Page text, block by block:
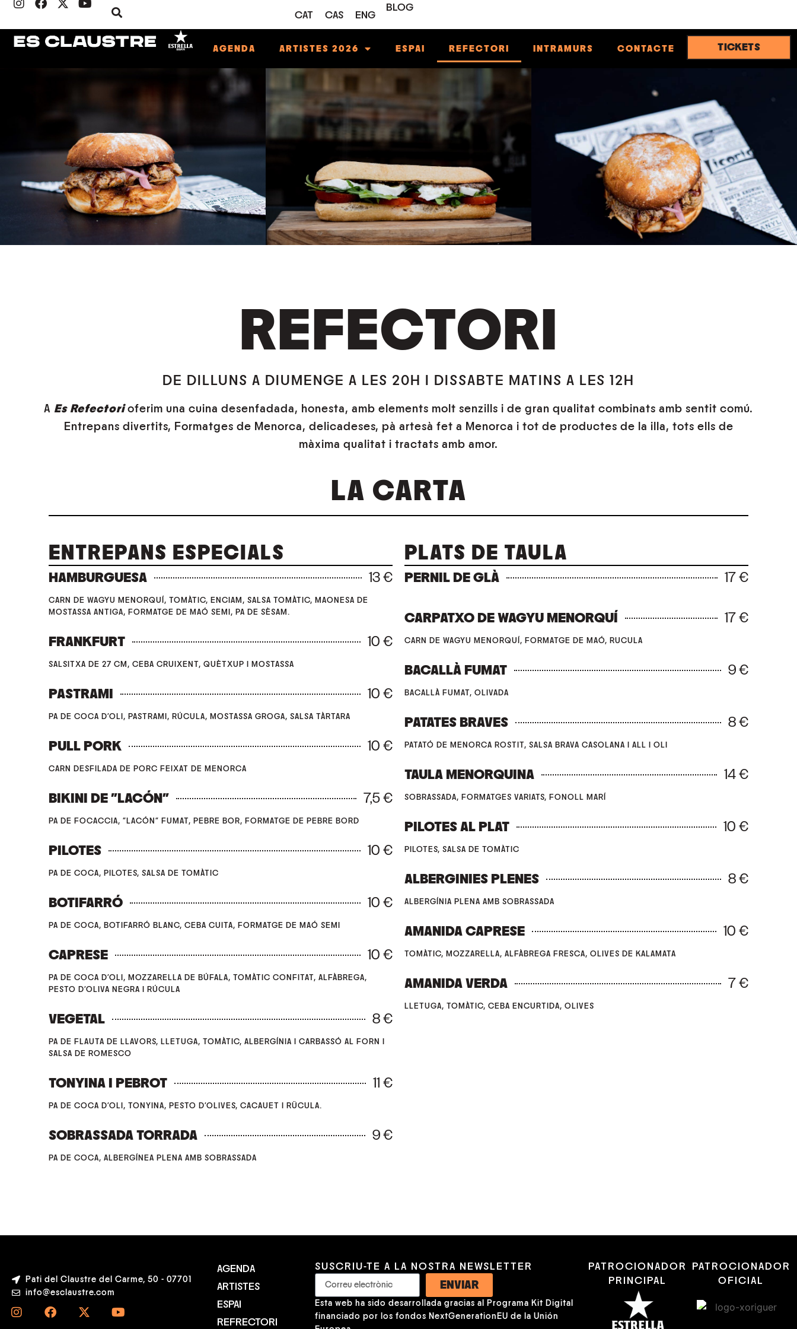
CAT CAS ENG
BLOG
AGENDA ARTISTES 2026 ESPAI REFECTORI INTRAMURS CONTACTE TICKETS
REFECTORI
DE DILLUNS A DIUMENGE A LES 20H I DISSABTE MATINS A LES 12H
A Es Refectorioferim una cuina desenfadada, honesta, amb elements molt senzills i de gran qualitat combinats amb sentit comú.
Entrepans divertits, Formatges de Menorca, delicadeses, pà artesà fet a Menorca i tot de productes de la illa, tots ells de
màxima qualitat i tractats amb amor.
LA CARTA
ENTREPANS ESPECIALS
HAMBURGUESA 13 €
CARN DE WAGYU MENORQUÍ, TOMÀTIC, ENCIAM, SALSA TOMÀTIC, MAONESA DE
MOSTASSA ANTIGA, FORMATGE DE MAÓ SEMI, PA DE SÈSAM.
FRANKFURT 10 €
SALSITXA DE 27 CM, CEBA CRUIXENT, QUÈTXUP I MOSTASSA
PASTRAMI 10 €
PA DE COCA D'OLI, PASTRAMI, RÚCULA, MOSTASSA GROGA, SALSA TÀRTARA
PULL PORK 10 €
CARN DESFILADA DE PORC FEIXAT DE MENORCA
BIKINI DE "LACÓN" 7,5 €
PA DE FOCACCIA, "LACÓN" FUMAT, PEBRE BOR, FORMATGE DE PEBRE BORD
PILOTES 10 €
PA DE COCA, PILOTES, SALSA DE TOMÀTIC
BOTIFARRÓ 10 €
PA DE COCA, BOTIFARRÓ BLANC, CEBA CUITA, FORMATGE DE MAÓ SEMI
CAPRESE 10 €
PA DE COCA D'OLI, MOZZARELLA DE BÚFALA, TOMÀTIC CONFITAT, ALFÀBREGA,
PESTO D'OLIVA NEGRA I RÚCULA
VEGETAL 8 €
PA DE FLAUTA DE LLAVORS, LLETUGA, TOMÀTIC, ALBERGÍNIA I CARBASSÓ AL FORN I
SALSA DE ROMESCO
TONYINA I PEBROT 11 €
PA DE COCA D'OLI, TONYINA, PESTO D'OLIVES, CACAUET I RÜCULA.
SOBRASSADA TORRADA 9 €
PA DE COCA, ALBERGÍNEA PLENA AMB SOBRASSADA
PLATS DE TAULA
PERNIL DE GLÀ 17 €
CARPATXO DE WAGYU MENORQUÍ 17 €
CARN DE WAGYU MENORQUÍ, FORMATGE DE MAÓ, RUCULA
BACALLÀ FUMAT 9 €
BACALLÀ FUMAT, OLIVADA
PATATES BRAVES 8 €
PATATÓ DE MENORCA ROSTIT, SALSA BRAVA CASOLANA I ALL I OLI
TAULA MENORQUINA 14 €
SOBRASSADA, FORMATGES VARIATS, FONOLL MARÍ
PILOTES AL PLAT 10 €
PILOTES, SALSA DE TOMÀTIC
ALBERGINIES PLENES 8 €
ALBERGÍNIA PLENA AMB SOBRASSADA
AMANIDA CAPRESE 10 €
TOMÀTIC, MOZZARELLA, ALFÀBREGA FRESCA, OLIVES DE KALAMATA
AMANIDA VERDA 7 €
LLETUGA, TOMÀTIC, CEBA ENCURTIDA, OLIVES
Pati del Claustre del Carme, 50 - 07701
info@esclaustre.com
AGENDA
ARTISTES
ESPAI
REFRECTORI
SUSCRIU-TE A LA NOSTRA NEWSLETTER
ENVIAR
Esta web ha sido desarrollada gracias al Programa Kit Digital
financiado por los fondos NextGenerationEU de la Unión
PATROCIONADOR
PRINCIPAL
PATROCIONADOR
OFICIAL